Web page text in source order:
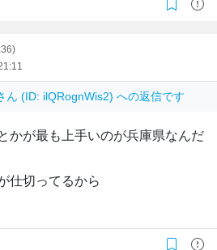
ん (ID: ilQRognWis2) への返信です
かが最も上手いのが兵庫県なんだ
仕切ってるから